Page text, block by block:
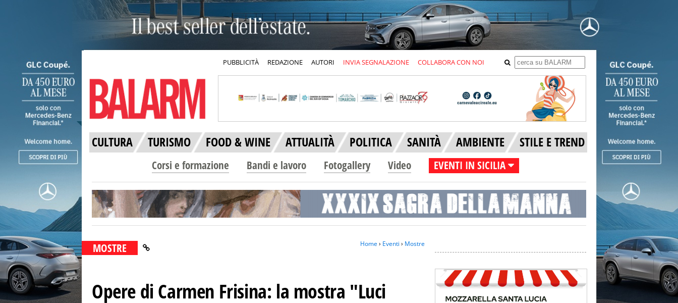
PUBBLICITÀ REDAZIONE AUTORI INVIA SEGNALAZIONE COLLABORA CON NOI
CULTURA TURISMO FOOD & WINE ATTUALITÀ POLITICA SANITÀ AMBIENTE STILE E TREND
Corsi e formazione Bandi e lavoro Fotogallery Video EVENTI IN SICILIA
MOSTRE Home› Eventi › Mostre
Opere di Carmen Frisina: la mostra "Luci